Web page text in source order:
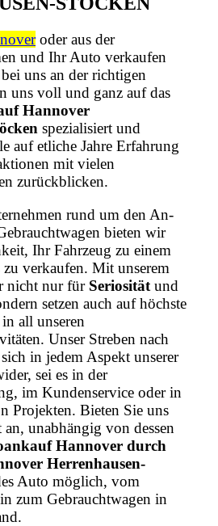
oder aus der
und Ihr Auto verkaufen
uns an der richtigen
uns voll und ganz auf das
Hannover
spezialisiert und
auf etliche Jahre Erfahrung
mit vielen
zurückblicken.
rund um den An-
bieten wir
Ihr Fahrzeug zu einem
zu verkaufen. Mit unserem
nicht nur für Seriosität und
setzen auch auf höchste
all unseren
Unser Streben nach
in jedem Aspekt unserer
sei es in der
im Kundenservice oder in
Projekten. Bieten Sie uns
an, unabhängig von dessen
Hannover durch
Herrenhausen-
Auto möglich, vom
zum Gebrauchtwagen in